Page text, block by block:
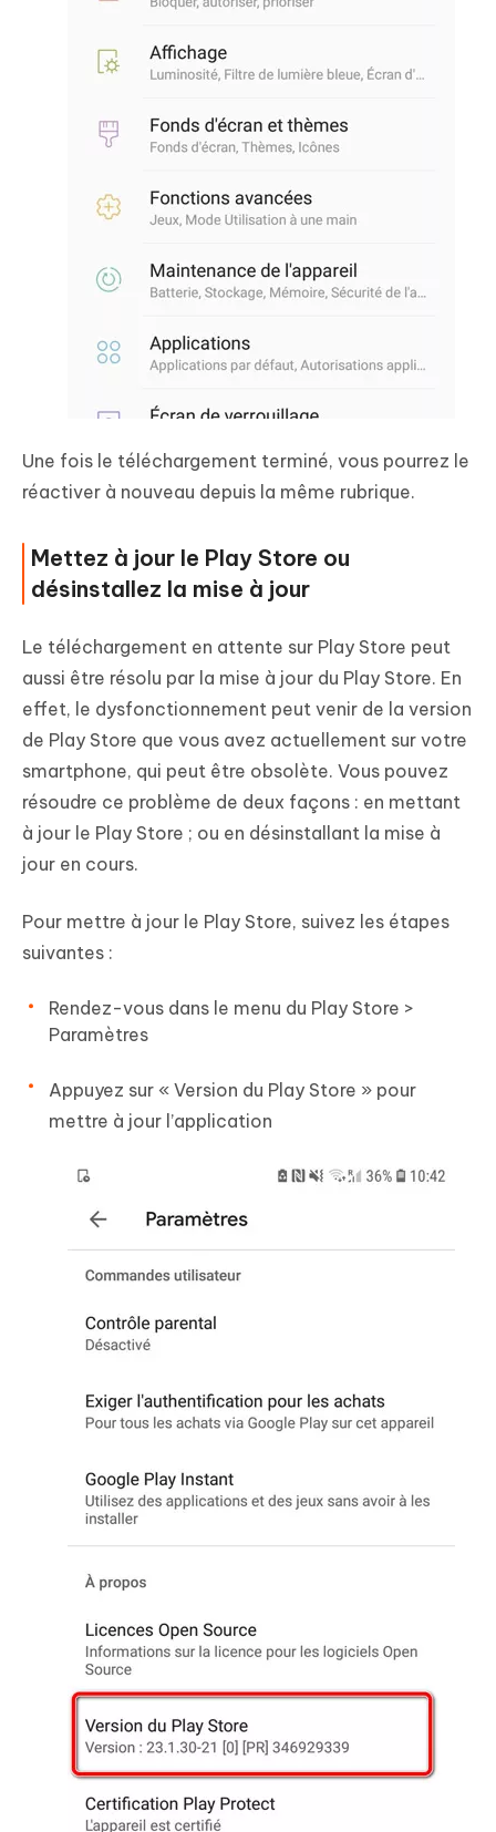
Une fois le téléchargement terminé, vous pourrez le
réactiver à nouveau depuis la même rubrique.
Mettez à jour le Play Store ou
désinstallez la mise à jour
Le téléchargement en attente sur Play Store peut
aussi être résolu par la mise à jour du Play Store. En
effet, le dysfonctionnement peut venir de la version
de Play Store que vous avez actuellement sur votre
smartphone, qui peut être obsolète. Vous pouvez
résoudre ce problème de deux façons : en mettant
à jour le Play Store ; ou en désinstallant la mise à
jour en cours.
Pour mettre à jour le Play Store, suivez les étapes
suivantes :
Rendez-vous dans le menu du Play Store >
Paramètres
Appuyez sur « Version du Play Store » pour
mettre à jour l’application